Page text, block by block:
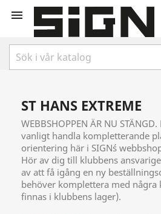

ST HANS EXTREME
WEBBSHOPPEN ÄR NU
vanligt handla kompletterande
orientering här i SIGN´s
Hör av dig till klubbens
av att få igång en ny
behöver komplettera med några
finnas i klubbens lager).